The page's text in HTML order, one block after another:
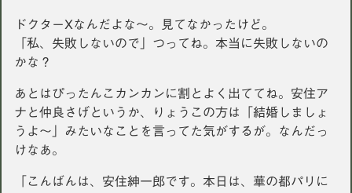
ドクターXなんだよな〜。見てなかったけど。
「私、失敗しないので」つってね。本当に失敗しないの
かな？
あとはぴったんこカンカンに割とよく出ててね。安住ア
ナと仲良さげというか、りょうこの方は「結婚しましょ
うよ〜」みたいなことを言ってた気がするが。なんだっ
けなあ。
「こんばんは、安住紳一郎です。本日は、華の都パリに